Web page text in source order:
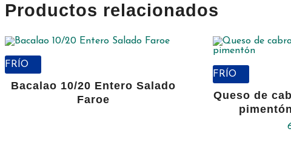
Productos relacionados
FRÍO
Bacalao 10/20 Entero Salado
Faroe
FRÍO
Queso de